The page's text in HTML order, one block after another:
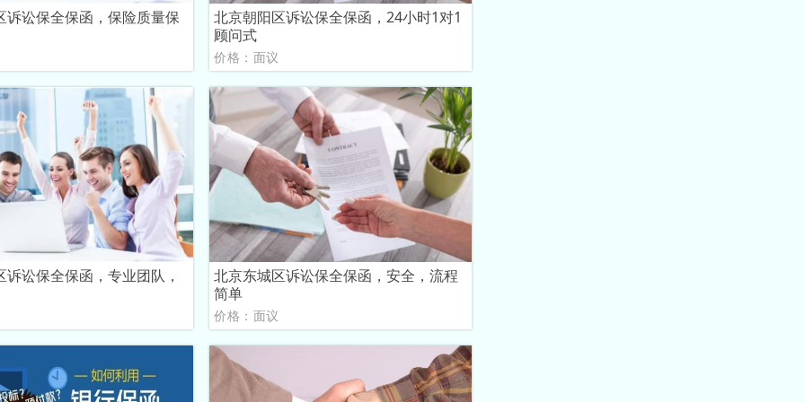
诉讼保全保函，保险质量保
北京朝阳区诉讼保全保函，24小时1对1
顾问式
价格：面议
诉讼保全保函，专业团队，
北京东城区诉讼保全保函，安全，流程
简单
价格：面议